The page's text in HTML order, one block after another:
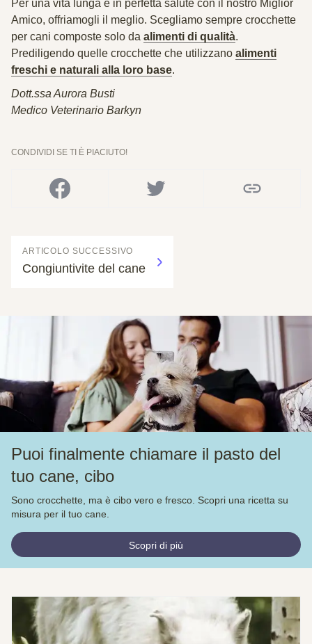
Per una vita lunga e in perfetta salute con il nostro Miglior
Amico, offriamogli il meglio. Scegliamo sempre crocchette
per cani composte solo da alimenti di qualità.
Prediligendo quelle crocchette che utilizzano alimenti
freschi e naturali alla loro base.
Dott.ssa Aurora Busti
Medico Veterinario Barkyn
CONDIVIDI SE TI È PIACIUTO!
ARTICOLO SUCCESSIVO
Congiuntivite del cane
Puoi finalmente chiamare il pasto del
tuo cane, cibo
Sono crocchette, ma è cibo vero e fresco. Scopri una ricetta su
misura per il tuo cane.
Scopri di più